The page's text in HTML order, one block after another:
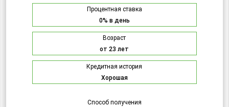
Процентная ставка
0% в день
Возраст
от 23 лет
Кредитная история
Хорошая
Способ получения